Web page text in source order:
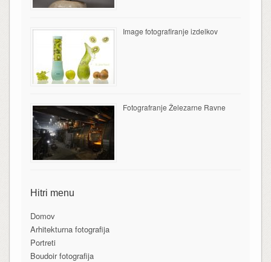
Image fotografiranje izdelkov
Fotografranje Železarne Ravne
Hitri menu
Domov
Arhitekturna fotografija
Portreti
Boudoir fotografija